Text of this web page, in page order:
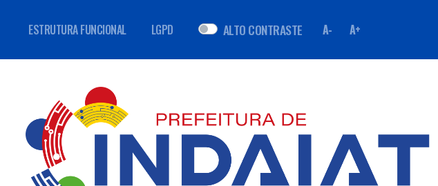
ESTRUTURA FUNCIONAL LGPD ALTO CONTRASTE A- A+